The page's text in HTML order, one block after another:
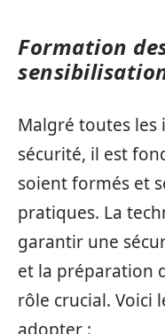
Formation
Malgré toutes
sécurité, il est
soient formés et
pratiques. La
garantir une
et la préparation
rôle crucial. Voici